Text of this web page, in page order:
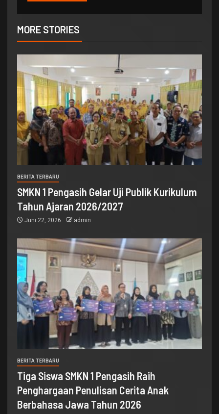
MORE STORIES
BERITA TERBARU
SMKN 1 Pengasih Gelar Uji Publik Kurikulum
Tahun Ajaran 2026/2027
Juni 22, 2026 admin
BERITA TERBARU
Tiga Siswa SMKN 1 Pengasih Raih
Penghargaan Penulisan Cerita Anak
Berbahasa Jawa Tahun 2026